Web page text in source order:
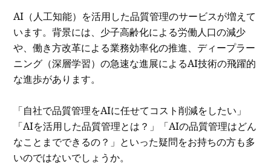
AI（人工知能）を活用した品質管理のサービスが増えて
います。背景には、少子高齢化による労働人口の減少
や、働き方改革による業務効率化の推進、ディープラー
ニング（深層学習）の急速な進展によるAI技術の飛躍的
な進歩があります。
「自社で品質管理をAIに任せてコスト削減をしたい」
「AIを活用した品質管理とは？」「AIの品質管理はどん
なことまでできるの？」といった疑問をお持ちの方も多
いのではないでしょうか。